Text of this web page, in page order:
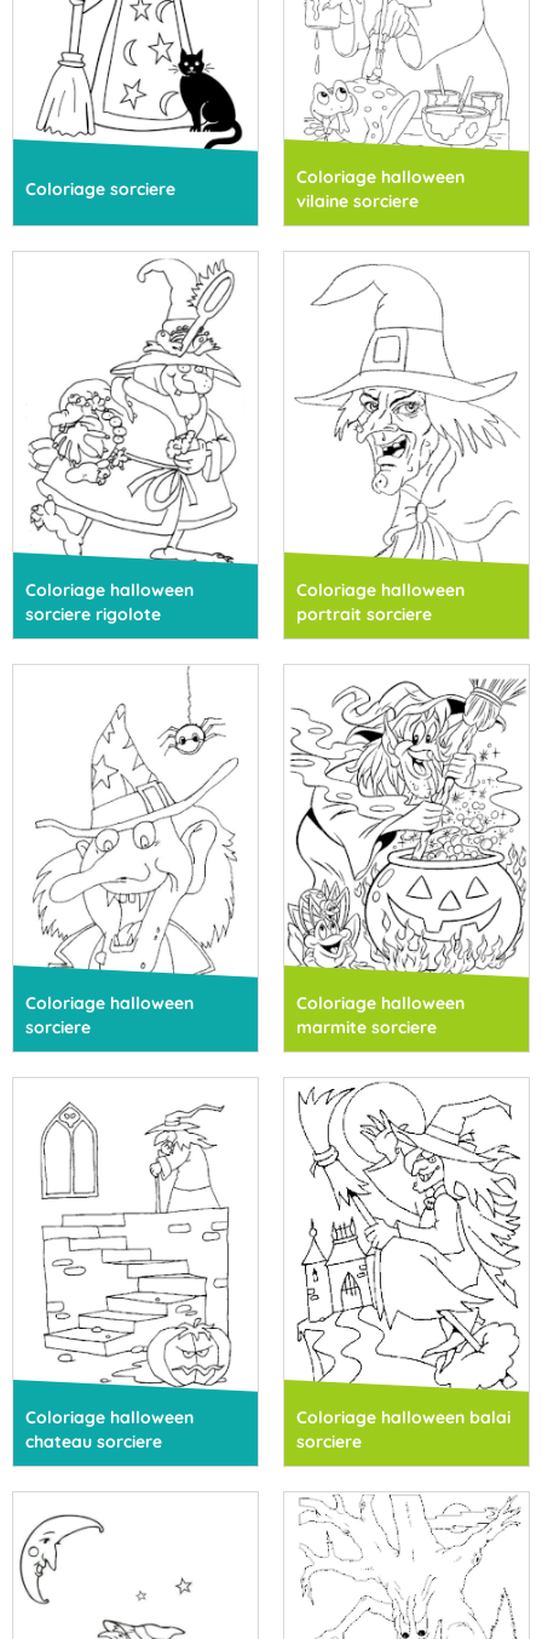
Coloriage sorciere
Coloriage halloween
vilaine sorciere
Coloriage halloween
sorciere rigolote
Coloriage halloween
portrait sorciere
Coloriage halloween
sorciere
Coloriage halloween
marmite sorciere
Coloriage halloween
chateau sorciere
Coloriage halloween balai
sorciere